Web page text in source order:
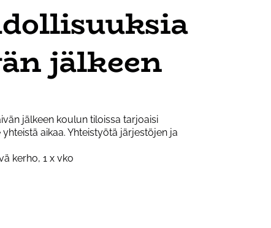
jälkeen
jälkeen koulun tiloissa tarjoaisi
aikaa. Yhteistyötä järjestöjen ja
kerho, 1 x vko